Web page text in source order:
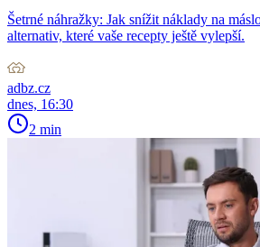
Šetrné náhražky: Jak snížit náklady na
alternativ, které vaše recepty ještě vylepší.
adbz.cz
dnes, 16:30
2 min